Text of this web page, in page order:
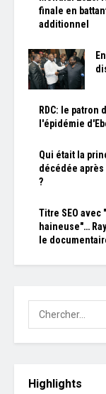
finale en
additionnel
RDC: le patron
l'épidémie
Qui était la
décédée
?
Titre SEO
haineuse"…
le
Highlights